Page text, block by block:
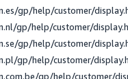
gp/help/customer/
gp/help/customer/
gp/help/customer/
gp/help/customer/
gp/help/customer/